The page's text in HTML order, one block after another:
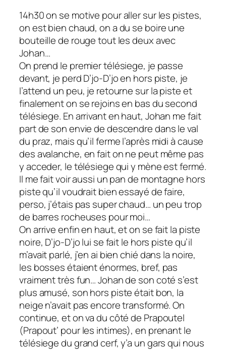
14h30 on se motive pour aller sur les pistes,
on est bien chaud, on a du se boire une
bouteille de rouge tout les deux avec
Johan…
On prend le premier télésiege, je passe
devant, je perd D’jo-D’jo en hors piste, je
l’attend un peu, je retourne sur la piste et
finalement on se rejoins en bas du second
télésiege. En arrivant en haut, Johan me fait
part de son envie de descendre dans le val
du praz, mais qu’il ferme l’après midi à cause
des avalanche, en fait on ne peut même pas
y acceder, le télésiege qui y mène est fermé.
Il me fait voir aussi un pan de montagne hors
piste qu’il voudrait bien essayé de faire,
perso, j’étais pas super chaud… un peu trop
de barres rocheuses pour moi…
On arrive enfin en haut, et on se fait la piste
noire, D’jo-D’jo lui se fait le hors piste qu’il
m’avait parlé, j’en ai bien chié dans la noire,
les bosses étaient énormes, bref, pas
vraiment très fun… Johan de son coté s’est
plus amusé, son hors piste était bon, la
neige n’avait pas encore transformé. On
continue, et on va du côté de Prapoutel
(Prapout’ pour les intimes), en prenant le
télésiege du grand cerf, y’a un gars qui nous